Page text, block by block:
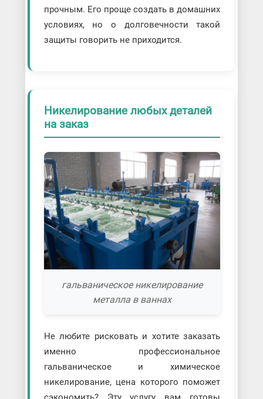
прочным. Его проще создать в домашних
условиях, но о долговечности такой
защиты говорить не приходится.
Никелирование любых деталей
на заказ
гальваническое никелирование
металла в ваннах
Не любите рисковать и хотите заказать
именно профессиональное
гальваническое и химическое
никелирование, цена которого поможет